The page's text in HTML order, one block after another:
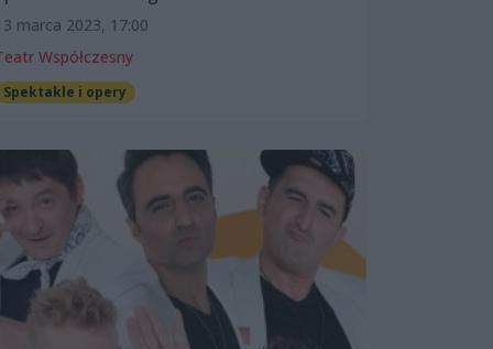
marca 2023, 17:00
Współczesny
Spektakle i opery